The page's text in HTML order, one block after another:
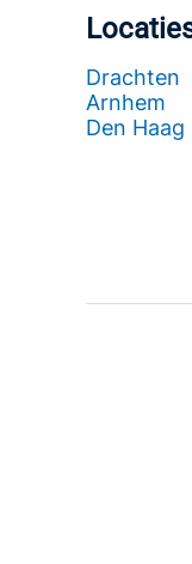
Drachten
Arnhem
Den Haag